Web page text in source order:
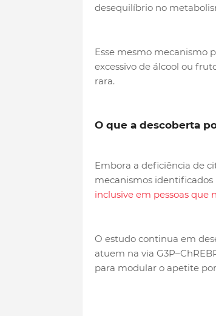
desequilíbrio no
Esse mesmo mecanismo
excessivo de álcool ou
rara.
O que a descoberta
Embora a deficiência de
mecanismos
inclusive em pessoas que
O estudo continua em
atuem na via
para modular o apetite